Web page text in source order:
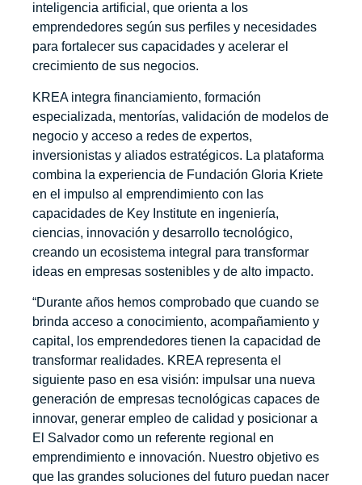
inteligencia artificial, que orienta a los
emprendedores según sus perfiles y necesidades
para fortalecer sus capacidades y acelerar el
crecimiento de sus negocios.
KREA integra financiamiento, formación
especializada, mentorías, validación de modelos de
negocio y acceso a redes de expertos,
inversionistas y aliados estratégicos. La plataforma
combina la experiencia de Fundación Gloria Kriete
en el impulso al emprendimiento con las
capacidades de Key Institute en ingeniería,
ciencias, innovación y desarrollo tecnológico,
creando un ecosistema integral para transformar
ideas en empresas sostenibles y de alto impacto.
“Durante años hemos comprobado que cuando se
brinda acceso a conocimiento, acompañamiento y
capital, los emprendedores tienen la capacidad de
transformar realidades. KREA representa el
siguiente paso en esa visión: impulsar una nueva
generación de empresas tecnológicas capaces de
innovar, generar empleo de calidad y posicionar a
El Salvador como un referente regional en
emprendimiento e innovación. Nuestro objetivo es
que las grandes soluciones del futuro puedan nacer